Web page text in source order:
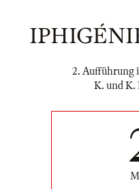
2. Aufführung
K. und K.